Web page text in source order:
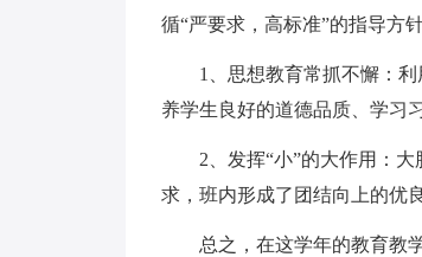
循“严要求，高标准”的指导方针
1、思想教育常抓不懈：利
养学生良好的道德品质、学习
2、发挥“小”的大作用：大
求，班内形成了团结向上的优
总之，在这学年的教育教学